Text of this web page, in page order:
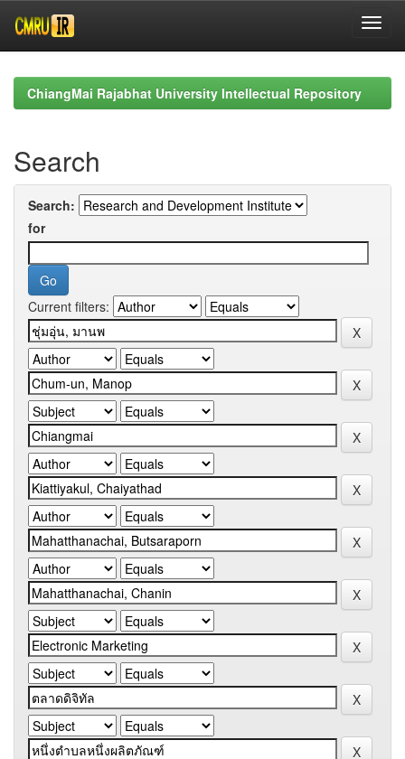
navigationChiangMai Rajabhat University Intellectual Repository
Search
Search:
for
Current filters: